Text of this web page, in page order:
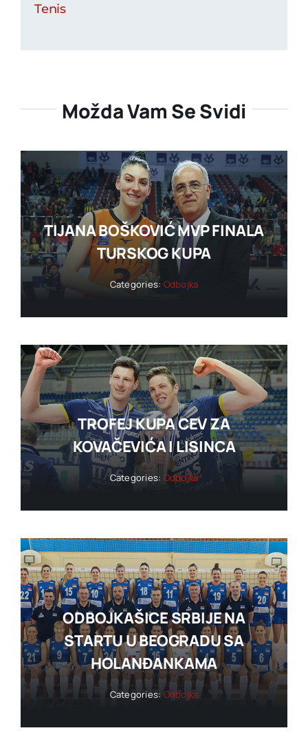
Tenis
Možda Vam Se Svidi
TIJANA BOŠKOVIĆ MVP FINALA
TURSKOG KUPA
Categories: Odbojka
TROFEJ KUPA CEV ZA
KOVAČEVIĆA I LISINCA
Categories: Odbojka
ODBOJKAŠICE SRBIJE NA
STARTU U BEOGRADU SA
HOLANĐANKAMA
Categories: Odbojka